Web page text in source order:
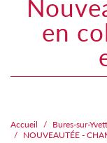
nouveautée - chambre
en
Accueil
Bures-sur-
NOUVEAUTÉE -